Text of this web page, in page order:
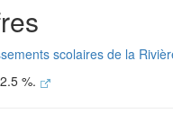
scolaires de la
%.